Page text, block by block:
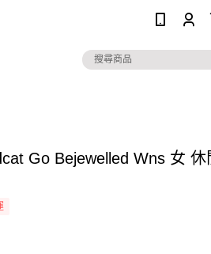
Go Bejewelled Wns 女 休